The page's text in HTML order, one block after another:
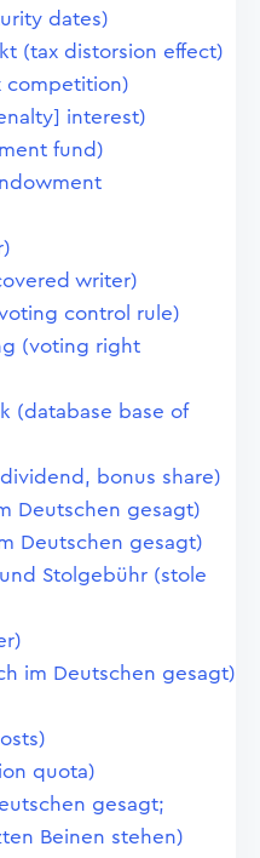
dates)
(tax distorsion effect)
competition)
interest)
fund)
writer)
control rule)
(voting right
(database base of
bonus share)
Deutschen gesagt)
Deutschen gesagt)
Stolgebühr (stole
im Deutschen gesagt)
quota)
gesagt;
Beinen stehen)